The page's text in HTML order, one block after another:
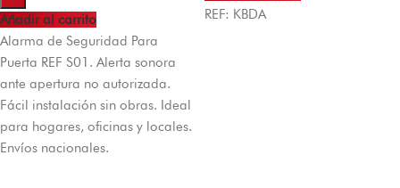
Añadir al carrito
Alarma de Seguridad Para
Puerta REF S01. Alerta sonora
ante apertura no autorizada.
Fácil instalación sin obras. Ideal
para hogares, oficinas y locales.
Envíos nacionales.
REF: KBDA